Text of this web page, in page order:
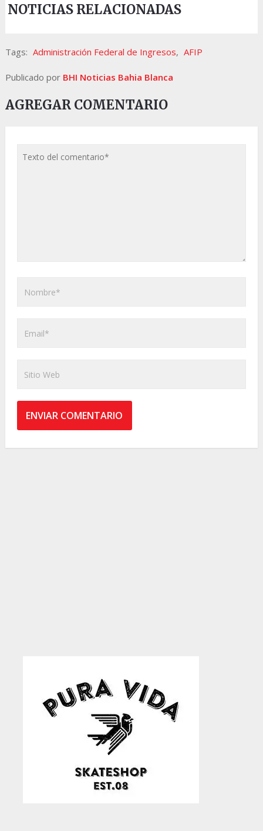
NOTICIAS RELACIONADAS
Tags: Administración Federal de Ingresos, AFIP
Publicado por BHI Noticias Bahia Blanca
AGREGAR COMENTARIO